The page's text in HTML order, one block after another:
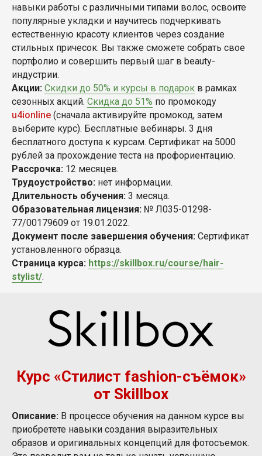
навыки работы с различными типами волос, освоите
популярные укладки и научитесь подчеркивать
естественную красоту клиентов через создание
стильных причесок. Вы также сможете собрать свое
портфолио и совершить первый шаг в beauty-
индустрии.
Акции: Скидки до 50% и курсы в подарок в рамках
сезонных акций. Скидка до 51% по промокоду
u4ionline (сначала активируйте промокод, затем
выберите курс). Бесплатные вебинары. 3 дня
бесплатного доступа к курсам. Сертификат на 5000
рублей за прохождение теста на профориентацию.
Рассрочка: 12 месяцев.
Трудоустройство: нет информации.
Длительность обучения: 3 месяца.
Образовательная лицензия: № Л035-01298-
77/00179609 от 19.01.2022.
Документ после завершения обучения: Сертификат
установленного образца.
Страница курса: https://skillbox.ru/course/hair-
stylist/.
Курс «Стилист fashion-съёмок»
от Skillbox
Описание: В процессе обучения на данном курсе вы
приобретете навыки создания выразительных
образов и оригинальных концепций для фотосъемок.